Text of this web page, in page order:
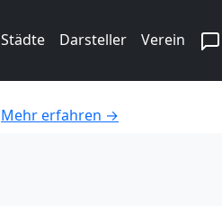
Städte Darsteller Verein
Mehr erfahren →